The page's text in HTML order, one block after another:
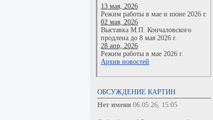
13 мая, 2026
Режим работы в мае и июне 2026 г.
02 мая, 2026
Выставка М.П. Кончаловского
продлена до 8 мая 2026 г.
28 апр, 2026
Режим работы в мае 2026 г.
Архив новостей
ОБСУЖДЕНИЕ КАРТИН
Нет имени 06.05.26, 15:05